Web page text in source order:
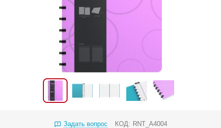
Задать вопрос КОД: RNT_A4004